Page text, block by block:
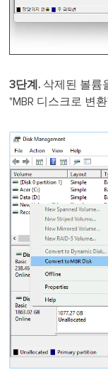
3단계. 삭제된 볼륨
"MBR 디스크로 변